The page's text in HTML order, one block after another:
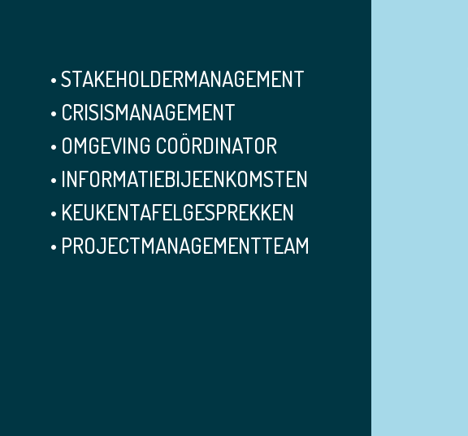
• STAKEHOLDERMANAGEMENT
• CRISISMANAGEMENT
• OMGEVING COÖRDINATOR
• INFORMATIEBIJEENKOMSTEN
• KEUKENTAFELGESPREKKEN
• PROJECTMANAGEMENTTEAM